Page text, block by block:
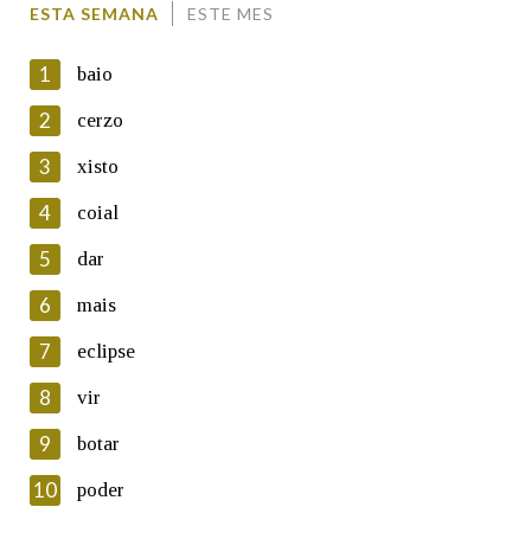
En cumprimento da normativa vixente en materia de
Protección de Datos de Carácter Persoal, a Real Academia
Galega informa a aqueles usuarios que faciliten o seu correo
electrónico, así como calquera outra información de carácter
persoal, que estes datos serán obxecto de tratamento
automatizado de carácter confidencial e incorporados aos seus
ficheiros informáticos. Así mesmo, os usuarios poderán exercer o
seu dereito de acceso, rectificación, oposición e cancelación dos
seus datos poñéndose en contacto connosco.
Lin e acepto as condicións da política de
Introduce o código que aparece na imaxe:
ESTA SEMANA ESTE MES
1 baio
2 cerzo
3 xisto
4 coial
5 dar
6 mais
7 eclipse
8 vir
9 botar
10 poder